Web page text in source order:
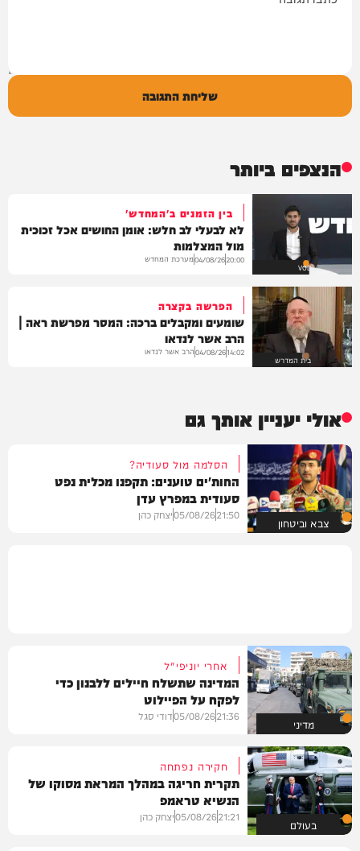
שליחת התגובה
הנצפים ביותר
VOD
בין הזמנים ב'המחדש'
לא לבעלי לב חלש: אומן החושים אכל זכוכית
מול המצלמות
20:00
04/08/26מערכת המחדש
בית המדרש
הפרשה בקצרה
שומעים ומקבלים ברכה: המסר מפרשת ראה |
הרב אשר לנדאו
14:02
04/08/26הרב אשר לנדאו
אולי יעניין אותך גם
צבא וביטחון
הסלמה מול סעודיה?
החות'ים טוענים: תקפנו מכלית נפט
סעודית במפרץ עדן
21:50
05/08/26יצחק כהן
מדיני
אחרי יוניפי"ל
המדינה שתשלח חיילים ללבנון כדי
לפקח על הפיילוט
21:36
05/08/26דודי סגל
בעולם
חקירה נפתחה
תקרית חריגה במהלך המראת מסוקו של
הנשיא טראמפ
21:21
05/08/26יצחק כהן